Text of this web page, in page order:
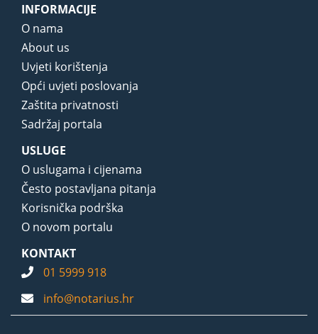
INFORMACIJE
O nama
About us
Uvjeti korištenja
Opći uvjeti poslovanja
Zaštita privatnosti
Sadržaj portala
USLUGE
O uslugama i cijenama
Često postavljana pitanja
Korisnička podrška
O novom portalu
KONTAKT
01 5999 918
info@notarius.hr